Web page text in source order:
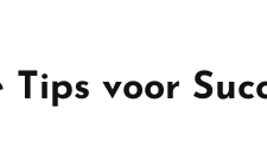
Tips voor